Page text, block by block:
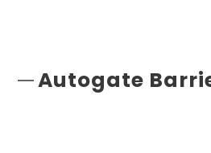
Autogate